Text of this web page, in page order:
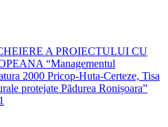
A PROIECTULUI CU
“Managementul
2000 Pricop-Huta-Certeze, Tisa
protejate Pădurea Ronișoara”